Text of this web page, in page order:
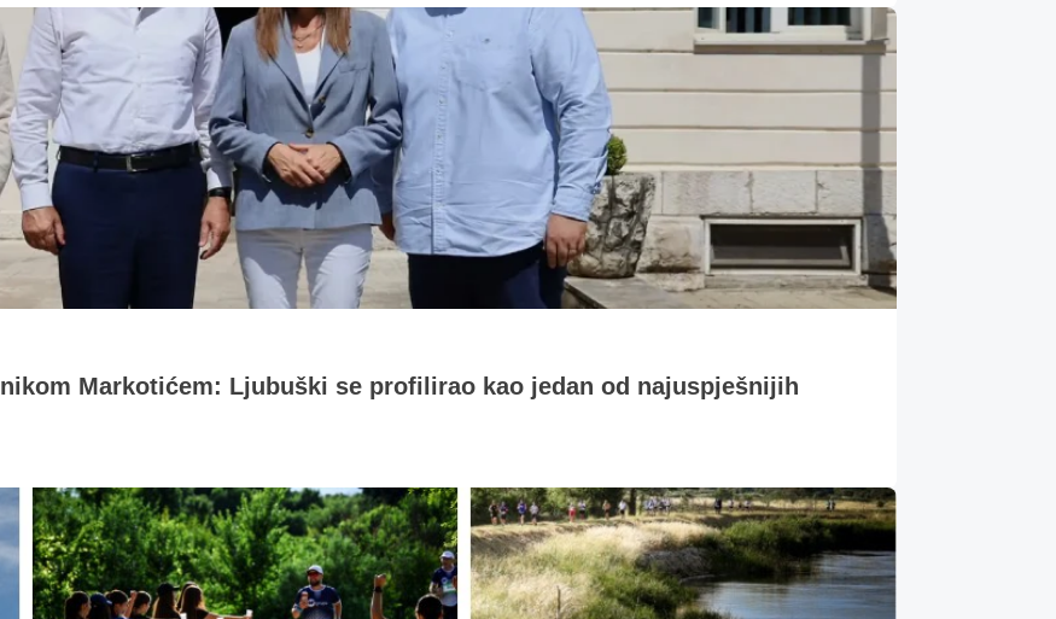
Markotićem: Ljubuški se profilirao kao jedan od najuspješnijih